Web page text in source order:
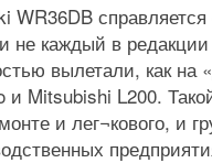
WR36DB
не каждый в
вылетали, как на
и Mitsubishi L200.
и лег¬кового, и